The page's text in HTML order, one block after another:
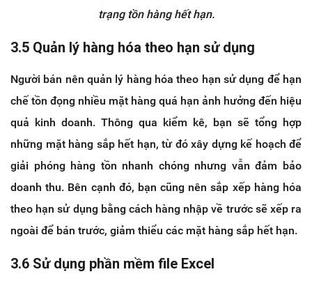
trạng tồn hàng hết hạn.
3.5 Quản lý hàng hóa theo hạn sử dụng
Người bán nên quản lý hàng hóa theo hạn sử dụng để hạn
chế tồn đọng nhiều mặt hàng quá hạn ảnh hưởng đến hiệu
quả kinh doanh. Thông qua kiểm kê, bạn sẽ tổng hợp
những mặt hàng sắp hết hạn, từ đó xây dựng kế hoạch để
giải phóng hàng tồn nhanh chóng nhưng vẫn đảm bảo
doanh thu. Bên cạnh đó, bạn cũng nên sắp xếp hàng hóa
theo hạn sử dụng bằng cách hàng nhập về trước sẽ xếp ra
ngoài để bán trước, giảm thiểu các mặt hàng sắp hết hạn.
3.6 Sử dụng phần mềm file Excel